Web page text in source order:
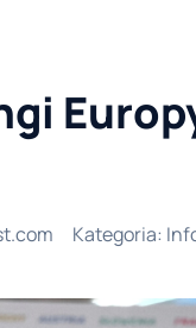
Kategoria: